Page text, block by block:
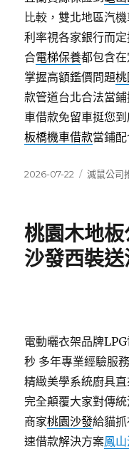
比較，雙北地區汽
利率視各家銀行而
合電梯保養都包含
掌握高額鑑價問題
款管道台北合法當
車借款免留車挺您
板橋機車借款當鋪
發
2026-07-22
分
滅鼠公司
桃園木地
沙發西裝
電動曬衣架品牌
秒 多年專業經驗服
精緻美學系統廚具
完全顛覆大家對傳
商家桃園沙發給貓
速借款解決方案鳳